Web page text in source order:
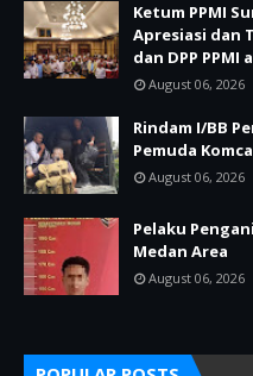
Ketum PPMI
Apresiasi dan
dan DPP PPMI
August 06, 2026
Rindam I/BB
Pemuda
August 06, 2026
Pelaku
Medan Area
August 06, 2026